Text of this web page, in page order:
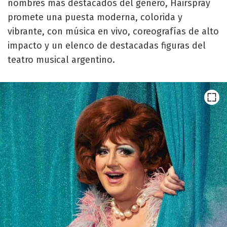
nombres más destacados del género, Hairspray
promete una puesta moderna, colorida y
vibrante, con música en vivo, coreografías de alto
impacto y un elenco de destacadas figuras del
teatro musical argentino.